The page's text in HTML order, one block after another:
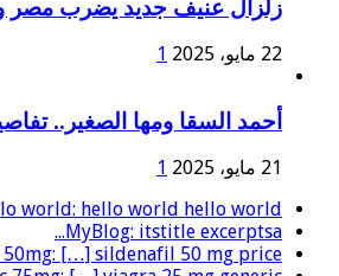
زلزال عنيف جديد يضرب مصر
22 مايو، 2025 1
أحمد السقا ومها الصغير..
21 مايو، 2025
1
world: hello world hello world...
MyBlog: itstitle excerptsa...
[…] sildenafil 50 mg price […]...